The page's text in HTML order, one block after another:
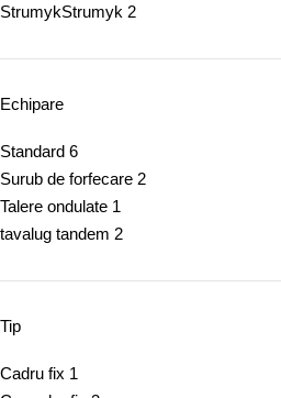
StrumykStrumyk 2
Echipare
Standard 6
Surub de forfecare 2
Talere ondulate 1
tavalug tandem 2
Tip
Cadru fix 1